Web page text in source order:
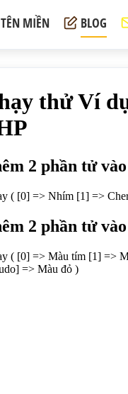
TÊN MIỀN BLOG
=> Hạ [5] => Vân
[mauvang] => Màu